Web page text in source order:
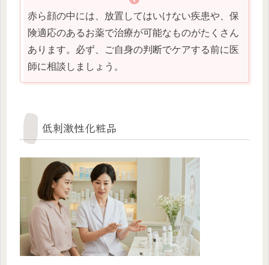
赤ら顔の中には、放置してはいけない疾患や、保
険適応のあるお薬で治療が可能なものがたくさん
あります。必ず、ご自身の判断でケアする前に医
師に相談しましょう。
低刺激性化粧品